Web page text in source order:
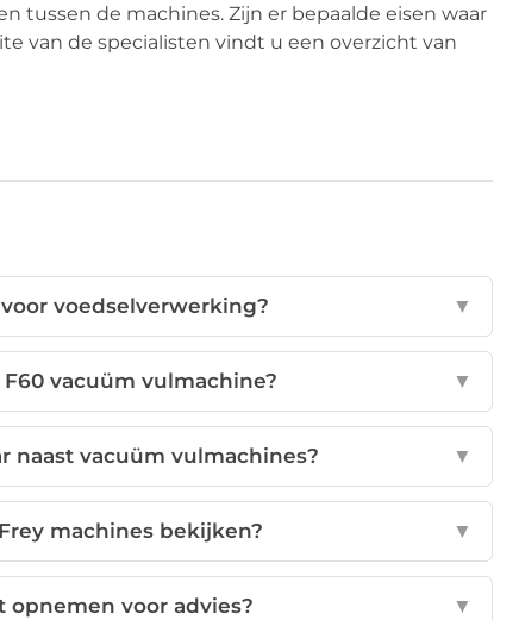
tussen de machines. Zijn er bepaalde eisen waar
van de specialisten vindt u een overzicht van
voedselverwerking? ▼
vacuüm vulmachine? ▼
naast vacuüm vulmachines? ▼
machines bekijken? ▼
voor advies? ▼